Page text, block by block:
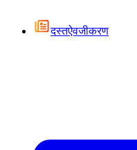
दस्तऐवजीकरण